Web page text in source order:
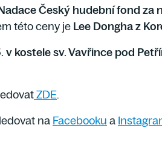
Český hudební fond
této ceny je Lee Dongha z
v kostele sv. Vavřince pod
ZDE.
na Facebooku a